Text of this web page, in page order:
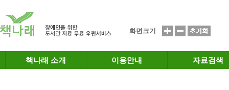
화면크기
책나래 소개 이용안내 자료검색